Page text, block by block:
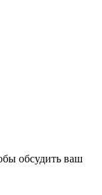
обсудить ваш